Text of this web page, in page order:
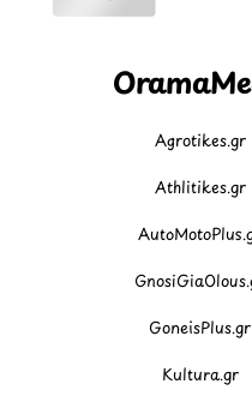
Agrotikes.gr
Athlitikes.gr
GoneisPlus.gr
Kultura.gr